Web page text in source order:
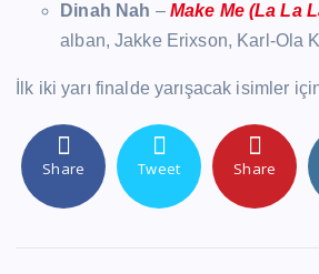
Dinah Nah – Make Me (La La
alban, Jakke Erixson, Karl-Ola
İlk iki yarı finalde yarışacak isimler
Share Tweet Share